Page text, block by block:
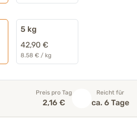
5 kg
42,90 €
8.58 € / kg
Preis pro Tag
2,16 €
Reicht für
ca. 6 Tage